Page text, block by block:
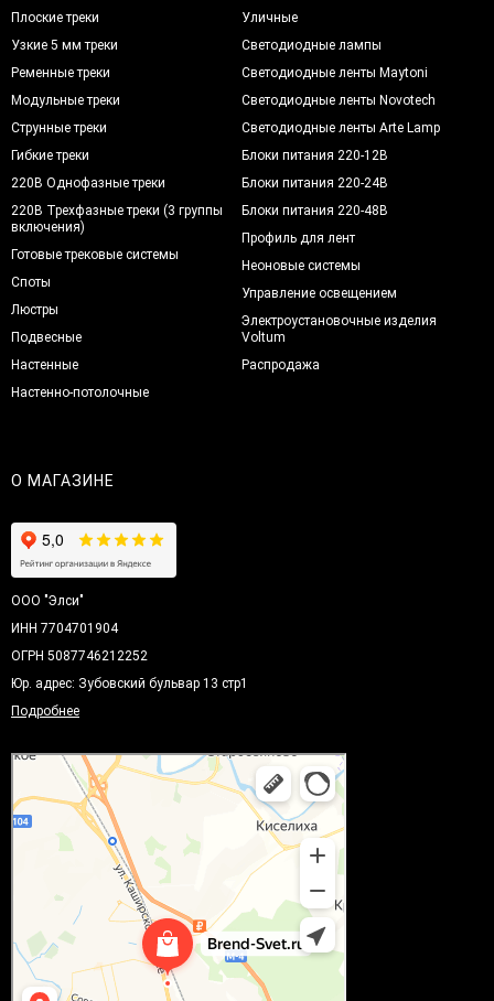
Плоские треки
Узкие 5 мм треки
Ременные треки
Модульные треки
Струнные треки
Гибкие треки
220В Однофазные треки
220В Трехфазные треки (3 группы
включения)
Готовые трековые системы
Споты
Люстры
Подвесные
Настенные
Настенно-потолочные
Уличные
Светодиодные лампы
Светодиодные ленты Maytoni
Светодиодные ленты Novotech
Светодиодные ленты Arte Lamp
Блоки питания 220-12В
Блоки питания 220-24В
Блоки питания 220-48В
Профиль для лент
Неоновые системы
Управление освещением
Электроустановочные изделия
Voltum
Распродажа
О МАГАЗИНЕ
ООО "Элси"
ИНН 7704701904
ОГРН 5087746212252
Юр. адрес: Зубовский бульвар 13 стр1
Подробнее